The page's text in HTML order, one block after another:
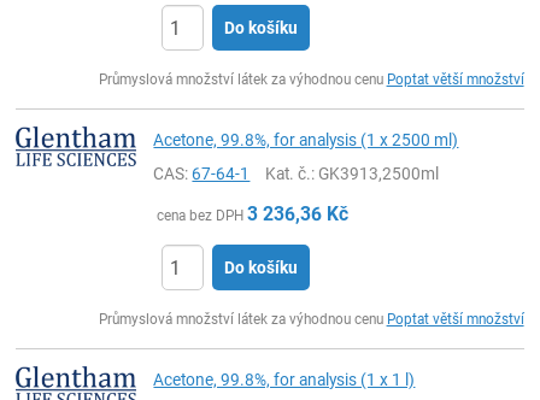
Do košíku
Průmyslová množství látek za výhodnou cenu Poptat větší množství
Acetone, 99.8%, for analysis (1 x 2500 ml)
CAS:67-64-1 Kat. č.: GK3913,2500ml
cena bez DPH 3 236,36 Kč
Do košíku
Průmyslová množství látek za výhodnou cenu Poptat větší množství
Acetone, 99.8%, for analysis (1 x 1 l)